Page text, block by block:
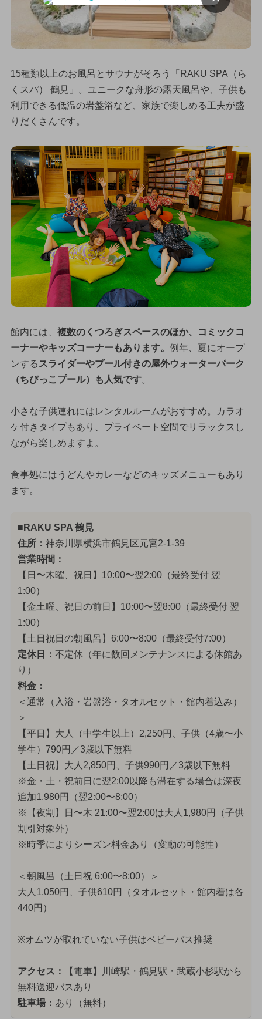
15種類以上のお風呂とサウナがそろう「RAKU SPA（ら
くスパ） 鶴見」。ユニークな舟形の露天風呂や、子供も
利用できる低温の岩盤浴など、家族で楽しめる工夫が盛
りだくさんです。
館内には、 複数のくつろぎスペースのほか、コミックコ
ーナーやキッズコーナーもあります。 例年、夏にオープ
ンする スライダーやプール付きの屋外ウォーターパーク
（ちびっこプール）も人気です。
小さな子供連れにはレンタルルームがおすすめ。カラオ
ケ付きタイプもあり、プライベート空間でリラックスし
ながら楽しめますよ。
食事処にはうどんやカレーなどのキッズメニューもあり
ます。
■RAKU SPA 鶴見
住所： 神奈川県横浜市鶴見区元宮2-1-39
営業時間：
【日〜木曜、祝日】10:00〜翌2:00（最終受付 翌
1:00）
【金土曜、祝日の前日】10:00〜翌8:00（最終受付 翌
1:00）
【土日祝日の朝風呂】6:00〜8:00（最終受付7:00）
定休日： 不定休（年に数回メンテナンスによる休館あ
り）
料金：
＜通常（入浴・岩盤浴・タオルセット・館内着込み）
＞
【平日】大人（中学生以上）2,250円、子供（4歳〜小
学生）790円／3歳以下無料
【土日祝】大人2,850円、子供990円／3歳以下無料
※金・土・祝前日に翌2:00以降も滞在する場合は深夜
追加1,980円（翌2:00〜8:00）
※【夜割】日〜木 21:00〜翌2:00は大人1,980円（子供
割引対象外）
※時季によりシーズン料金あり（変動の可能性）
＜朝風呂（土日祝 6:00〜8:00）＞
大人1,050円、子供610円（タオルセット・館内着は各
440円）
※オムツが取れていない子供はベビーバス推奨
アクセス：
【電車】川崎駅・鶴見駅・武蔵小杉駅から
無料送迎バスあり
駐車場： あり（無料）